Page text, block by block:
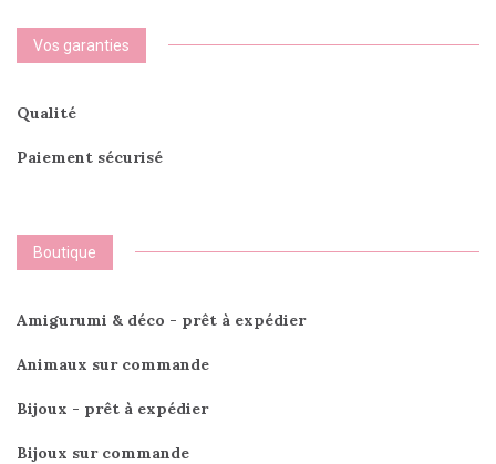
Vos garanties
Qualité
Paiement sécurisé
Boutique
Amigurumi & déco - prêt à expédier
Animaux sur commande
Bijoux - prêt à expédier
Bijoux sur commande